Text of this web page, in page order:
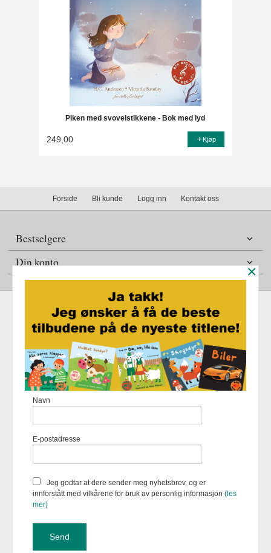
Piken med svovelstikkene - Bok med lyd
249,00 Kjøp
Forside Bli kunde Logg inn Kontakt oss
Bestselgere
Din konto
Kjøpsbetingelser Sikkerhet og personvern
Nyhetsbrev
Foretaksregisteret 883 957 652
du får en bedre kjøpsopplevelse og
bruker cookies hovedsaklig til å
hva du har puttet i handlekurven
din. Fortsett å bruke siden som
mer
×
Navn
E-postadresse
Jeg godtar at dere sender meg nyhetsbrev, og er
innforstått med vilkårene for bruk av personlig informasjon(les
mer)